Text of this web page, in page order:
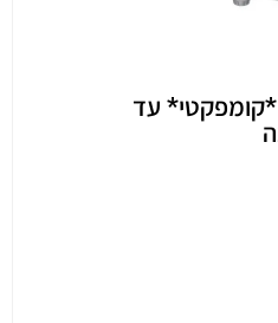
מקרן לייזר ZW350 *קומפקטי* עד